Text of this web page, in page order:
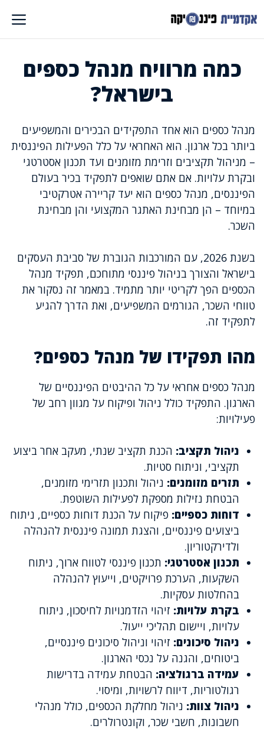
לתוכן
כמה מרוויח מנהל כספים
בישראל?
מנהל כספים הוא אחד התפקידים הבכירים והמשפיעים
ביותר בכל ארגון. הוא האחראי על כלל הפעילות הפיננסית
– מניהול תקציבים וזרימת מזומנים ועד תכנון אסטרטגי
ובקרת עלויות. אם אתם שואפים לתפקיד בכיר בעולם
הפיננסים, מנהל כספים הוא יעד קריירה אטרקטיבי
במיוחד – הן מבחינת האתגר המקצועי והן מבחינת
השכר.
בשנת 2026, עם המורכבות הגוברת של סביבת העסקים
בישראל והצורך בניהול פיננסי מתוחכם, תפקיד מנהל
הכספים הפך לקריטי יותר מתמיד. במאמר זה נסקור את
טווחי השכר, הגורמים המשפיעים, ואת הדרך להגיע
לתפקיד זה.
מהו תפקידו של מנהל כספים?
מנהל כספים אחראי על כל ההיבטים הפיננסיים של
הארגון. התפקיד כולל ניהול ופיקוח על מגוון רחב של
פעילויות:
ניהול תקציב: הכנת תקציב שנתי, מעקב אחר ביצוע
תקציבי, וניתוח סטיות.
תזרים מזומנים: ניהול ותכנון תזרימי מזומנים,
הבטחת נזילות מספקת לפעילות השוטפת.
דוחות כספיים: פיקוח על הכנת דוחות כספיים, ניתוח
ביצועים פיננסיים, והצגת תמונה פיננסית להנהלה
ולדירקטוריון.
תכנון אסטרטגי: תכנון פיננסי לטווח ארוך, ניתוח
השקעות, הערכת פרויקטים, וייעוץ להנהלה
בהחלטות עסקיות.
בקרת עלויות: זיהוי הזדמנויות לחיסכון, ניתוח
עלויות, ויישום תהליכי ייעול.
ניהול סיכונים: זיהוי וניהול סיכונים פיננסיים,
ביטוחים, והגנה על נכסי הארגון.
עמידה ברגולציה: הבטחת עמידה בדרישות
רגולטוריות, דיווח לרשויות, ומיסוי.
ניהול צוות: ניהול מחלקת הכספים, כולל מנהלי
חשבונות, חשבי שכר, וקונטרולרים.